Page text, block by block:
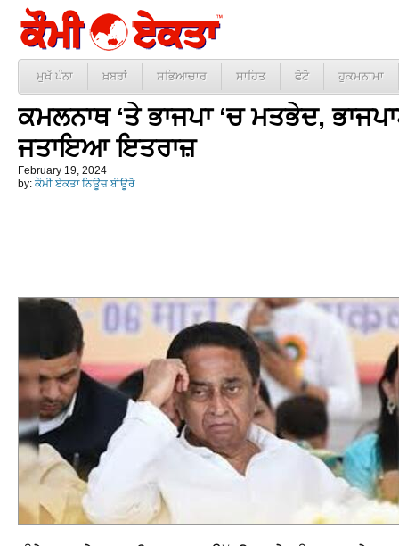
ਮੁਖੱ ਪੰਨਾ ਖ਼ਬਰਾਂ ਸਭਿਆਚਾਰ ਸਾਹਿਤ ਫੋਟੋ ਹੁਕਮਨਾਮਾ
ਕਮਲਨਾਥ ‘ਤੇ ਭਾਜਪਾ ‘ਚ ਮਤਭੇਦ,
ਜਤਾਇਆ ਇਤਰਾਜ਼
February 19, 2024
by: ਕੌਮੀ ਏਕਤਾ ਨਿਊਜ਼ ਬੀਊਰੋ